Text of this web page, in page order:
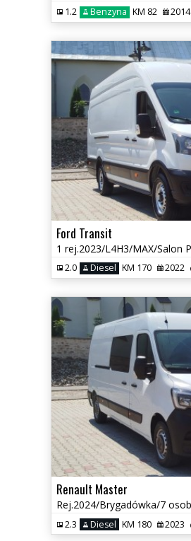
1.2 Benzyna KM 82 2014
Ford Transit
2.0 Diesel KM 170 2022
Renault Master
2.3 Diesel KM 180 2023